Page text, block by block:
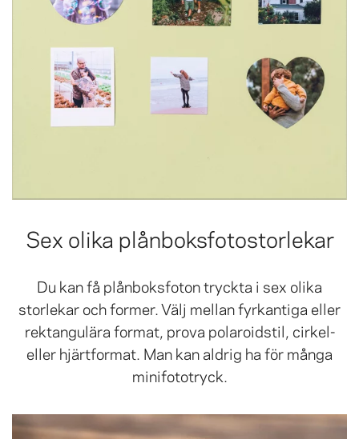
Sex olika plånboksfotostorlekar
Du kan få plånboksfoton tryckta i sex olika
storlekar och former. Välj mellan fyrkantiga eller
rektangulära format, prova polaroidstil, cirkel-
eller hjärtformat. Man kan aldrig ha för många
minifototryck.